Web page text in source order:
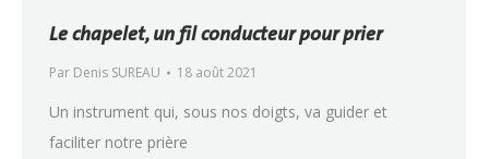
Le chapelet, un fil conducteur pour prier
Par Denis SUREAU 18 août 2021
Un instrument qui, sous nos doigts, va guider et
faciliter notre prière